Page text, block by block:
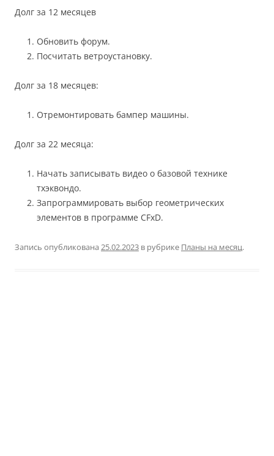
Долг за 12 месяцев
Обновить форум.
Посчитать ветроустановку.
Долг за 18 месяцев:
Отремонтировать бампер машины.
Долг за 22 месяца:
Начать записывать видео о базовой технике
тхэквондо.
Запрограммировать выбор геометрических
элементов в программе CFxD.
Запись опубликована 25.02.2023 в рубрике Планы на месяц.